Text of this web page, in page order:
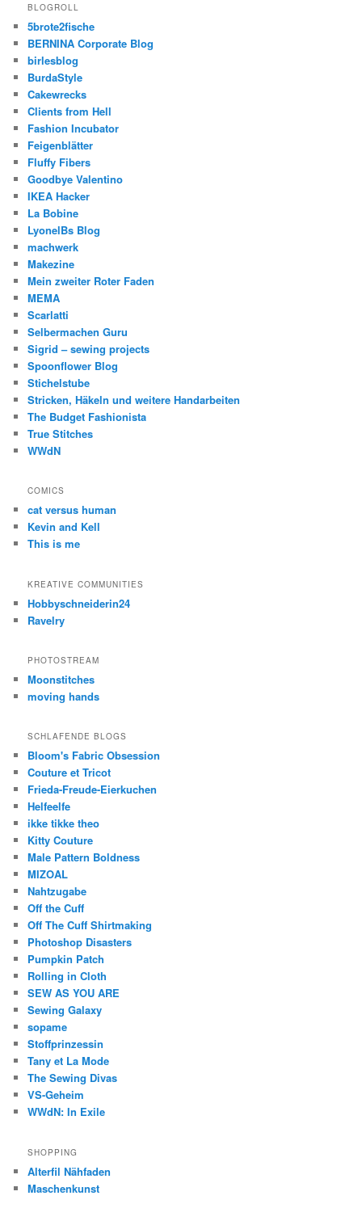
BLOGROLL
5brote2fische
BERNINA Corporate Blog
birlesblog
BurdaStyle
Cakewrecks
Clients from Hell
Fashion Incubator
Feigenblätter
Fluffy Fibers
Goodbye Valentino
IKEA Hacker
La Bobine
LyonelBs Blog
machwerk
Makezine
Mein zweiter Roter Faden
MEMA
Scarlatti
Selbermachen Guru
Sigrid – sewing projects
Spoonflower Blog
Stichelstube
Stricken, Häkeln und weitere Handarbeiten
The Budget Fashionista
True Stitches
WWdN
COMICS
cat versus human
Kevin and Kell
This is me
KREATIVE COMMUNITIES
Hobbyschneiderin24
Ravelry
PHOTOSTREAM
Moonstitches
moving hands
SCHLAFENDE BLOGS
Bloom's Fabric Obsession
Couture et Tricot
Frieda-Freude-Eierkuchen
Helfeelfe
ikke tikke theo
Kitty Couture
Male Pattern Boldness
MIZOAL
Nahtzugabe
Off the Cuff
Off The Cuff Shirtmaking
Photoshop Disasters
Pumpkin Patch
Rolling in Cloth
SEW AS YOU ARE
Sewing Galaxy
sopame
Stoffprinzessin
Tany et La Mode
The Sewing Divas
VS-Geheim
WWdN: In Exile
SHOPPING
Alterfil Nähfaden
Maschenkunst